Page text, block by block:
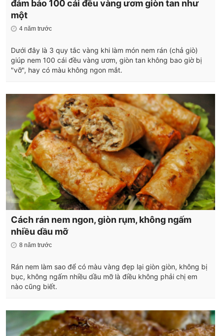
đảm bảo 100 cái đều vàng ươm giòn tan như
một
4 năm trước
Dưới đây là 3 quy tắc vàng khi làm món nem rán (chả giò)
giúp nem 100 cái đều vàng ươm, giòn tan không bao giờ bị
"vỡ", hay có màu không ngon mắt.
Cách rán nem ngon, giòn rụm, không ngấm
nhiều dầu mỡ
8 năm trước
Rán nem làm sao để có màu vàng đẹp lại giòn giòn, không bị
bục, không ngấm nhiều dầu mỡ là điều không phải chị em
nào cũng biết.